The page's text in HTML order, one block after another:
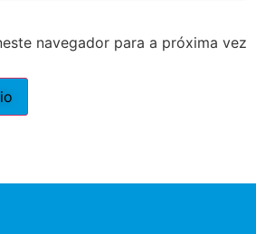
navegador para a próxima vez